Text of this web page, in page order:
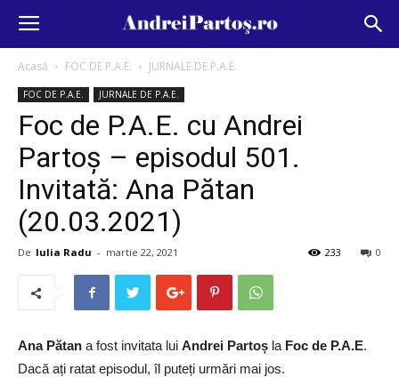
Acasă FOC DE P.A.E. JURNALE DE P.A.E.
FOC DE P.A.E. JURNALE DE P.A.E.
Foc de P.A.E. cu Andrei
Partoș – episodul 501.
Invitată: Ana Pătan
(20.03.2021)
De Iulia Radu - martie 22, 2021 0
233
Ana Pătan a fost invitata lui Andrei Partoș la Foc de P.A.E.
Dacă ați ratat episodul, îl puteți urmări mai jos.